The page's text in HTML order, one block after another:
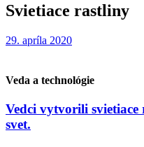
Svietiace rastliny
29. apríla 2020
Veda a technológie
Vedci vytvorili
svet.